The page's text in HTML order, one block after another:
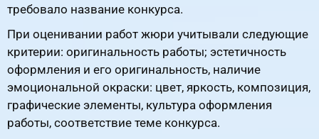
требовало название конкурса.
При оценивании работ жюри учитывали следующие
критерии: оригинальность работы; эстетичность
оформления и его оригинальность, наличие
эмоциональной окраски: цвет, яркость, композиция,
графические элементы, культура оформления
работы, соответствие теме конкурса.